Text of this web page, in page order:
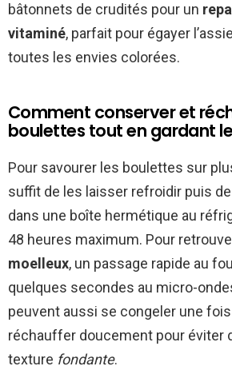
bâtonnets de crudités pour un
vitaminé, parfait pour égayer
toutes les envies colorées.
Comment conserver et
boulettes tout en gardant
Pour savourer les boulettes sur
suffit de les laisser refroidir puis
dans une boîte hermétique au
48 heures maximum. Pour
moelleux, un passage rapide au
quelques secondes au micro-
peuvent aussi se congeler une
réchauffer doucement pour éviter
texture fondante.